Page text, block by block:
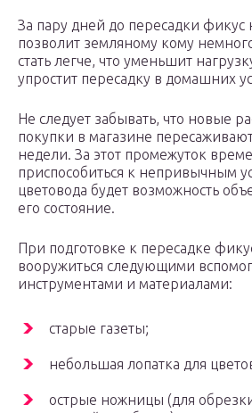
За пару дней до пересадки фикус
позволит земляному кому
стать легче, что уменьшит
упростит пересадку в домашних
Не следует забывать, что новые
покупки в магазине
недели. За этот промежуток
приспособиться к непривычным
цветовода будет возможность
его состояние.
При подготовке к пересадке
вооружиться следующими
инструментами и материалами:
старые газеты;
небольшая лопатка для
острые ножницы (для